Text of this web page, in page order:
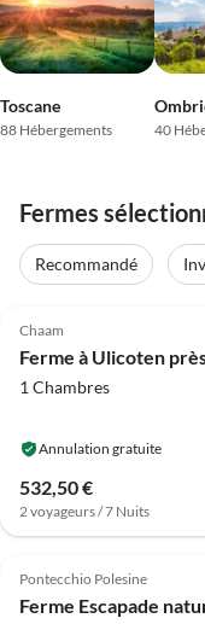
Toscane
88 Hébergements 40
Fermes
Recommandé
Chaam
1 Chambres
Annulation gratuite
532,50 €
2 voyageurs / 7 Nuits
3.9 (19)
Pontecchio Polesine